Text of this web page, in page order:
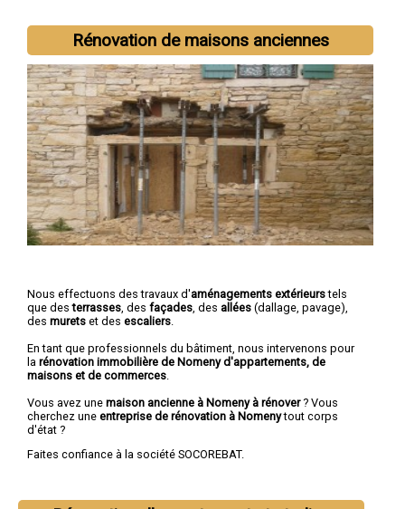
Rénovation de maisons anciennes
Nous effectuons des travaux d'aménagements extérieurstels
que desterrasses , des façades , des allées (dallage, pavage),
des murets et des escaliers
En tant que professionnels du bâtiment, nous intervenons pour
la rénovation immobilière de Nomeny d'appartements, de
maisons et de commerces
Vous avez une maison ancienne à Nomeny à rénover? Vous
cherchez une entreprise de rénovation à Nomenytout corps
d'état ?
Faites confiance à la société SOCOREBAT.